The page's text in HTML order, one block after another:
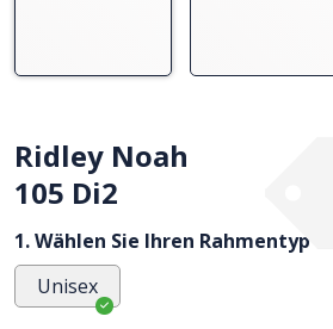
Ridley Noah
105 Di2
1. Wählen Sie Ihren Rahmentyp
Unisex